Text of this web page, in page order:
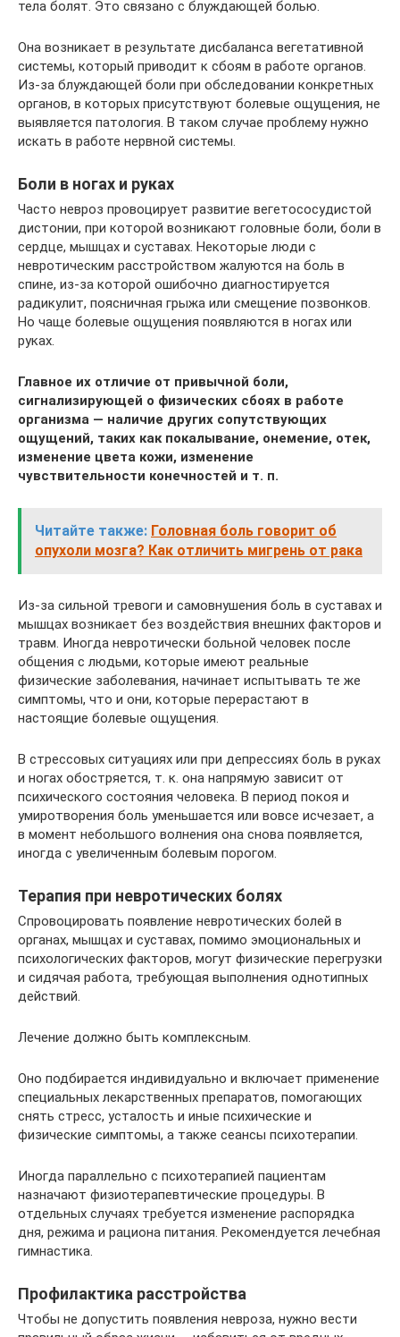
тела болят. Это связано с блуждающей болью.
Она возникает в результате дисбаланса вегетативной
системы, который приводит к сбоям в работе органов.
Из-за блуждающей боли при обследовании конкретных
органов, в которых присутствуют болевые ощущения, не
выявляется патология. В таком случае проблему нужно
искать в работе нервной системы.
Боли в ногах и руках
Часто невроз провоцирует развитие вегетососудистой
дистонии, при которой возникают головные боли, боли в
сердце, мышцах и суставах. Некоторые люди с
невротическим расстройством жалуются на боль в
спине, из-за которой ошибочно диагностируется
радикулит, поясничная грыжа или смещение позвонков.
Но чаще болевые ощущения появляются в ногах или
руках.
Главное их отличие от привычной боли,
сигнализирующей о физических сбоях в работе
организма — наличие других сопутствующих
ощущений, таких как покалывание, онемение, отек,
изменение цвета кожи, изменение
чувствительности конечностей и т. п.
Читайте также: Головная боль говорит об
опухоли мозга? Как отличить мигрень от рака
Из-за сильной тревоги и самовнушения боль в суставах и
мышцах возникает без воздействия внешних факторов и
травм. Иногда невротически больной человек после
общения с людьми, которые имеют реальные
физические заболевания, начинает испытывать те же
симптомы, что и они, которые перерастают в
настоящие болевые ощущения.
В стрессовых ситуациях или при депрессиях боль в руках
и ногах обостряется, т. к. она напрямую зависит от
психического состояния человека. В период покоя и
умиротворения боль уменьшается или вовсе исчезает, а
в момент небольшого волнения она снова появляется,
иногда с увеличенным болевым порогом.
Терапия при невротических болях
Спровоцировать появление невротических болей в
органах, мышцах и суставах, помимо эмоциональных и
психологических факторов, могут физические перегрузки
и сидячая работа, требующая выполнения однотипных
действий.
Лечение должно быть комплексным.
Оно подбирается индивидуально и включает применение
специальных лекарственных препаратов, помогающих
снять стресс, усталость и иные психические и
физические симптомы, а также сеансы психотерапии.
Иногда параллельно с психотерапией пациентам
назначают физиотерапевтические процедуры. В
отдельных случаях требуется изменение распорядка
дня, режима и рациона питания. Рекомендуется лечебная
гимнастика.
Профилактика расстройства
Чтобы не допустить появления невроза, нужно вести